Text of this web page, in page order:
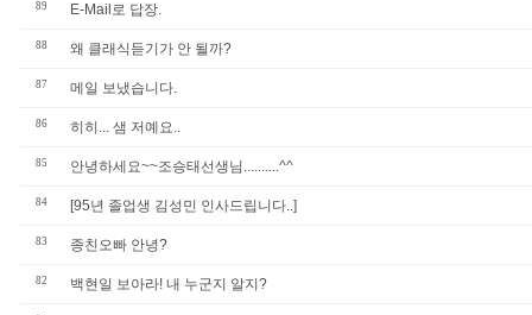
89 E-Mail로 답장.
88 왜 클래식듣기가 안 될까?
87 메일 보냈습니다.
86 히히... 샘 저예요..
85 안녕하세요~~조승태선생님..........^^
84 [95년 졸업생 김성민 인사드립니다..]
83 종친오빠 안녕?
82 백현일 보아라! 내 누군지 알지?